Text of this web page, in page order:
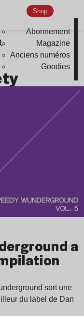
Shop
Abonnement
Magazine
Anciens numéros
Goodies
a
sort une
du label de Dan